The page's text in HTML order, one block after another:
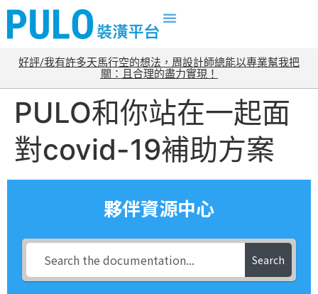
好評/我有許多天馬行空的想法，周設計師總能以專業幫我把
關：且合理的盡力實現！
PULO和你站在一起面
對covid-19補助方案
夥伴資源中心
Search